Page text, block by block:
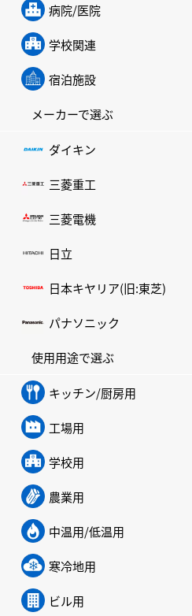
病院/医院
学校関連
宿泊施設
メーカーで選ぶ
ダイキン
三菱重工
三菱電機
日立
日本キヤリア(旧:東芝)
パナソニック
使用用途で選ぶ
キッチン/厨房用
工場用
学校用
農業用
中温用/低温用
寒冷地用
ビル用